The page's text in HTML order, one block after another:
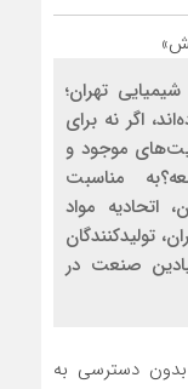
تهران؛
اگر نه برای
موجود و
مناسبت
اتحادیه مواد
تولیدکنندگان
صنعت در
دسترسی به